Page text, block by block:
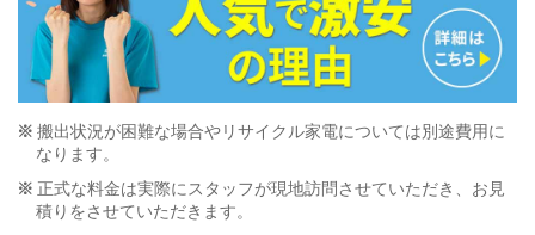
搬出状況が困難な場合やリサイクル家電については別途費用に
なります。
正式な料金は実際にスタッフが現地訪問させていただき、お見
積りをさせていただきます。